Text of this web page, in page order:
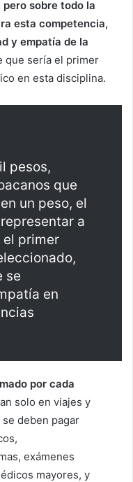
pero sobre todo la
esta competencia,
y empatía de la
que sería el primer
en esta disciplina.
pesos,
que
un peso, el
a
el primer
se
en
por cada
solo en viajes y
deben pagar
exámenes
mayores, y